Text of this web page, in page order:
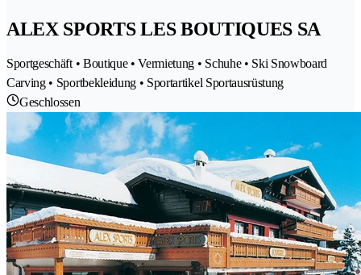
ALEX SPORTS LES BOUTIQUES SA
Sportgeschäft • Boutique • Vermietung • Schuhe • Ski Snowboard
Carving • Sportbekleidung • Sportartikel Sportausrüstung
Geschlossen